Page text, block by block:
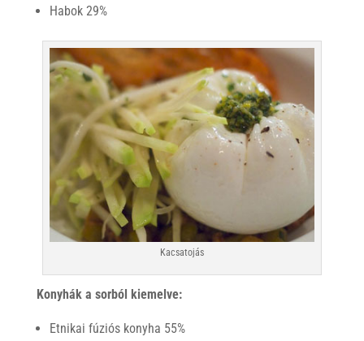
Habok 29%
Kacsatojás
Konyhák a sorból kiemelve:
Etnikai fúziós konyha 55%